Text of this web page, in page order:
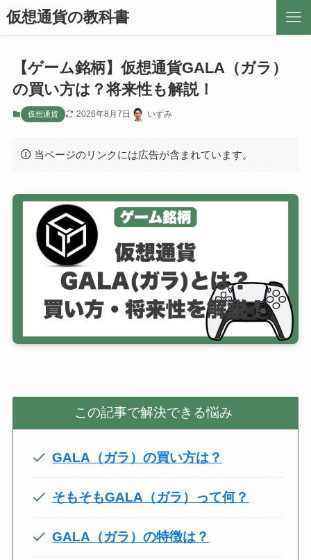
仮想通貨の教科書
【ゲーム銘柄】仮想通貨GALA（ガラ）
の買い方は？将来性も解説！
仮想通貨 2026年8月7日 いずみ
当ページのリンクには広告が含まれています。
この記事で解決できる悩み
GALA（ガラ）の買い方は？
そもそもGALA（ガラ）って何？
GALA（ガラ）の特徴は？